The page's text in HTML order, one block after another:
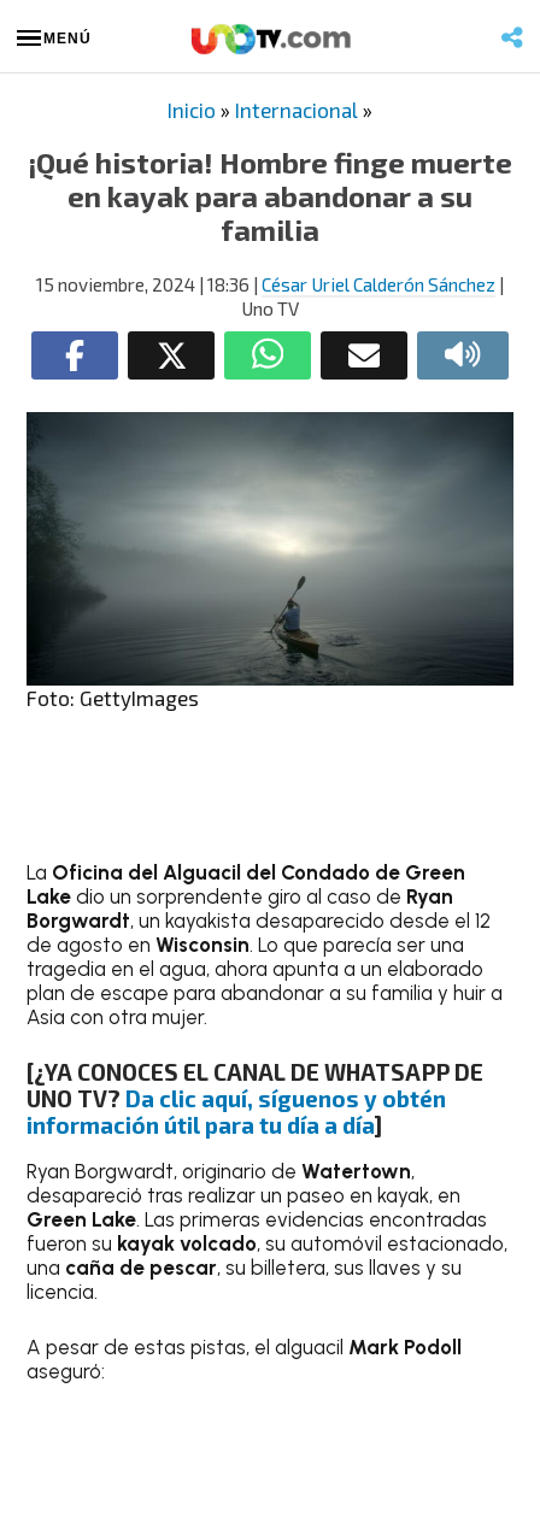
MENÚ
Inicio » Internacional »
¡Qué historia! Hombre finge muerte
en kayak para abandonar a su
familia
15 noviembre, 2024 | 18:36 | César Uriel Calderón Sánchez |
Uno TV
Foto: GettyImages
La Oficina del Alguacil del Condado de Green
Lake dio un sorprendente giro al caso de Ryan
Borgwardt, un kayakista desaparecido desde el 12
de agosto enWisconsin. Lo que parecía ser una
tragedia en el agua, ahora apunta a un elaborado
plan de escape para abandonar a su familia y huir a
Asia con otra mujer.
[¿YA CONOCES EL CANAL DE WHATSAPP DE
UNO TV? Da clic aquí, síguenos y obtén
información útil para tu día a día]
Ryan Borgwardt, originario deWatertown,
desapareció tras realizar un paseo en kayak, en
Green Lake. Las primeras evidencias encontradas
fueron su kayak volcado, su automóvil estacionado,
una caña de pescar, su billetera, sus llaves y su
licencia.
A pesar de estas pistas, el alguacil Mark Podoll
aseguró: